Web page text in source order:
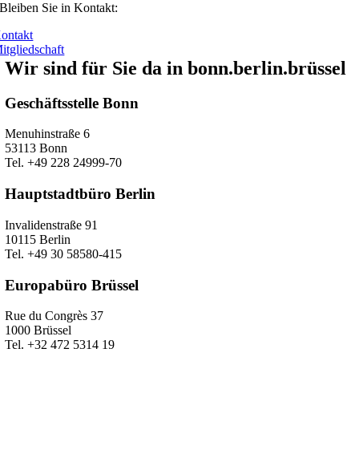
Bleiben Sie in Kontakt:
Wir sind für Sie da in bonn.berlin.brüssel
Geschäftsstelle Bonn
Menuhinstraße 6
53113 Bonn
Tel. +49 228 24999-70
Hauptstadtbüro Berlin
Invalidenstraße 91
10115 Berlin
Tel. +49 30 58580-415
Europabüro Brüssel
Rue du Congrès 37
1000 Brüssel
Tel. +32 472 5314 19